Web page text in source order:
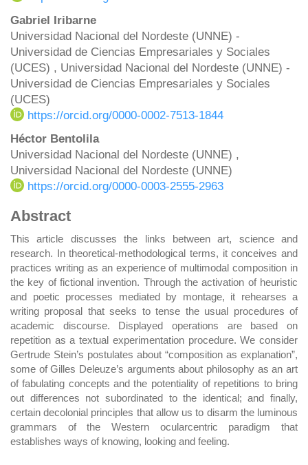
Gabriel Iribarne
Universidad Nacional del Nordeste (UNNE) -
Universidad de Ciencias Empresariales y Sociales
(UCES) , Universidad Nacional del Nordeste (UNNE) -
Universidad de Ciencias Empresariales y Sociales
(UCES)
https://orcid.org/0000-0002-7513-1844
Héctor Bentolila
Universidad Nacional del Nordeste (UNNE) ,
Universidad Nacional del Nordeste (UNNE)
https://orcid.org/0000-0003-2555-2963
Abstract
This article discusses the links between art, science and
research. In theoretical-methodological terms, it conceives and
practices writing as an experience of multimodal composition in
the key of fictional invention. Through the activation of heuristic
and poetic processes mediated by montage, it rehearses a
writing proposal that seeks to tense the usual procedures of
academic discourse. Displayed operations are based on
repetition as a textual experimentation procedure. We consider
Gertrude Stein’s postulates about “composition as explanation”,
some of Gilles Deleuze’s arguments about philosophy as an art
of fabulating concepts and the potentiality of repetitions to bring
out differences not subordinated to the identical; and finally,
certain decolonial principles that allow us to disarm the luminous
grammars of the Western ocularcentric paradigm that
establishes ways of knowing, looking and feeling.